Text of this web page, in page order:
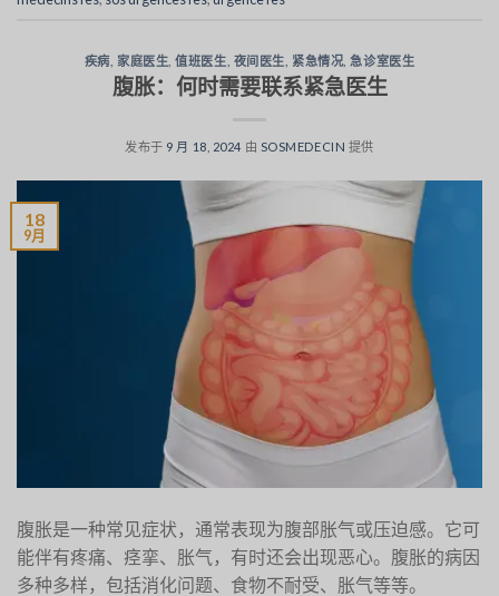
疾病 家庭医生 ,值班医生 夜间医生 紧急情况,急诊室医生
腹胀：何时需要联系紧急医生
发布于 9 月 18, 2024 由 SOSMEDECIN 提供
18
9月
腹胀是一种常见症状，通常表现为腹部胀气或压迫感。它可
能伴有疼痛、痉挛、胀气，有时还会出现恶心。腹胀的病因
多种多样，包括消化问题、食物不耐受、胀气等等。